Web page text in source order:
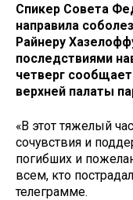
Спикер Совета
направила
Райнеру
последствиями
четверг
верхней палаты
«В этот тяжелый
сочувствия и
погибших и
всем, кто
телеграмме.